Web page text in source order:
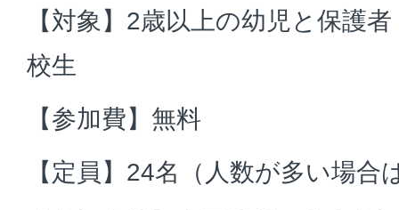
【対象】2歳以上の幼児と保護
校生
【参加費】無料
【定員】24名（人数が多い場合